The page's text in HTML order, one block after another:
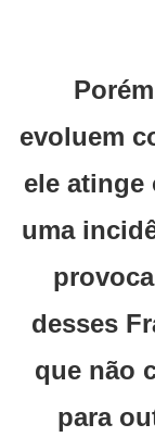
evoluem
ele atinge
uma
desses
que não
para